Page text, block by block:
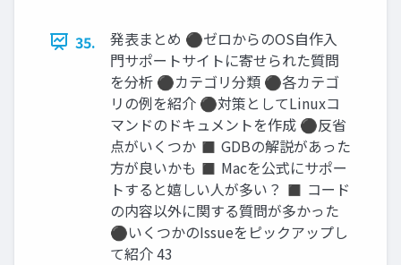
35.
発表まとめ ⚫ゼロからのOS自作入
門サポートサイトに寄せられた質問
を分析 ⚫カテゴリ分類 ⚫各カテゴ
リの例を紹介 ⚫対策としてLinuxコ
マンドのドキュメントを作成 ⚫反省
点がいくつか ◼ GDBの解説があった
方が良いかも ◼ Macを公式にサポー
トすると嬉しい人が多い？ ◼ コード
の内容以外に関する質問が多かった
⚫いくつかのIssueをピックアップし
て紹介 43